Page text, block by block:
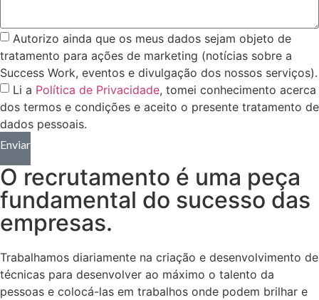
Autorizo ainda que os meus dados sejam objeto de
tratamento para ações de marketing (notícias sobre a
Success Work, eventos e divulgação dos nossos serviços).
Li a Política de Privacidade, tomei conhecimento acerca
dos termos e condições e aceito o presente tratamento de
dados pessoais.
Enviar
O recrutamento é uma peça
fundamental do sucesso das
empresas.
Trabalhamos diariamente na criação e desenvolvimento de
técnicas para desenvolver ao máximo o talento da
pessoas e colocá-las em trabalhos onde podem brilhar e